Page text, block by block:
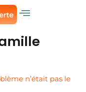
n’était pas le